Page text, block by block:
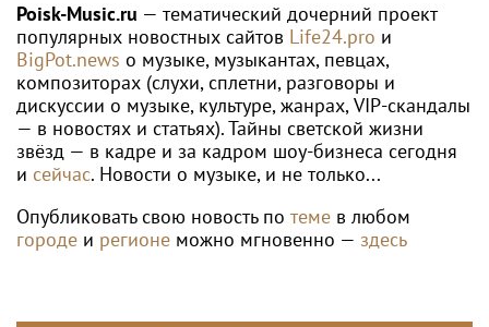
Poisk-Music.ru — тематический дочерний проект
популярных новостных сайтов Life24.pro и
BigPot.news о музыке, музыкантах, певцах,
композиторах (слухи, сплетни, разговоры и
дискуссии о музыке, культуре, жанрах, VIP-скандалы
— в новостях и статьях). Тайны светской жизни
звёзд — в кадре и за кадром шоу-бизнеса сегодня
и сейчас. Новости о музыке, и не только...
Опубликовать свою новость по теме в любом
городе и регионе можно мгновенно — здесь